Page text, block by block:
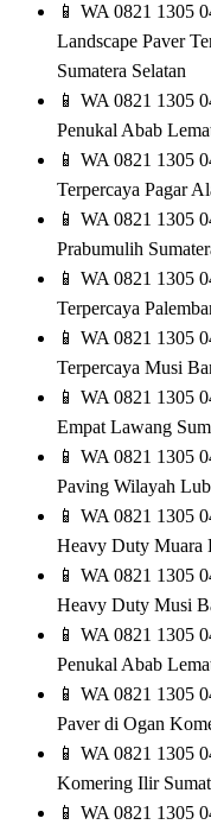
📱 WA 0821 1305
Landscape Paver
Sumatera Selatan
📱 WA 0821 1305
Penukal Abab
📱 WA 0821 1305
Terpercaya Pagar
📱 WA 0821 1305
Prabumulih
📱 WA 0821 1305
Terpercaya
📱 WA 0821 1305
Terpercaya Musi
📱 WA 0821 1305
Empat Lawang
📱 WA 0821 1305
Paving Wilayah
📱 WA 0821 1305
Heavy Duty Muara
📱 WA 0821 1305
Heavy Duty Musi
📱 WA 0821 1305
Penukal Abab
📱 WA 0821 1305
Paver di Ogan
📱 WA 0821 1305
Komering Ilir
📱 WA 0821 1305